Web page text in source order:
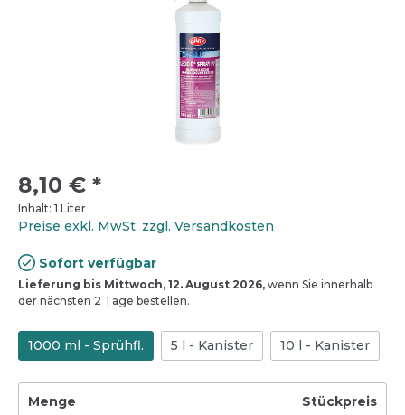
8,10 € *
Inhalt: 1 Liter
Preise exkl. MwSt. zzgl. Versandkosten
Sofort verfügbar
Lieferung bis Mittwoch, 12. August 2026, wenn Sie innerhalb
der nächsten 2 Tage bestellen.
1000 ml - Sprühfl. 5 l - Kanister 10 l - Kanister
Menge Stückpreis